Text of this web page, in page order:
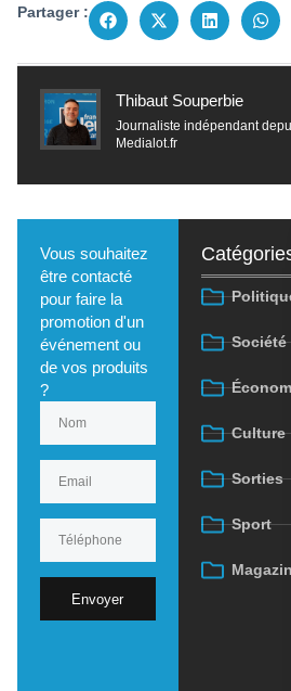
Partager :
Thibaut Souperbie
Journaliste indépendant
Medialot.fr
Vous souhaitez
être contacté
pour faire la
promotion d'un
événement ou
de vos produits
?
Envoyer
Société
Culture
Sorties
Sport